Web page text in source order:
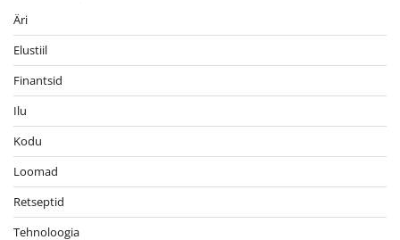
Äri
Elustiil
Finantsid
Ilu
Kodu
Loomad
Retseptid
Tehnoloogia